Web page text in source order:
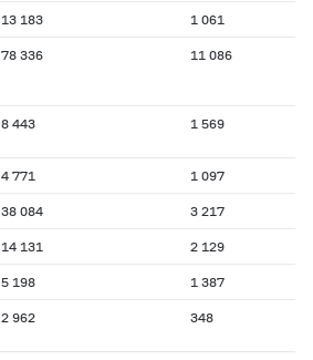
13 183 1 061
78 336 11 086
8 443 1 569
4 771 1 097
38 084 3 217
14 131 2 129
5 198 1 387
2 962 348